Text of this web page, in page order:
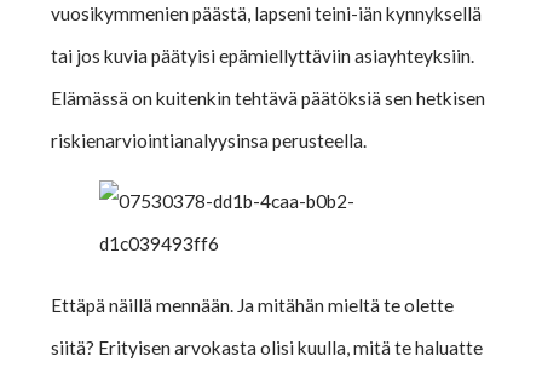
vuosikymmenien päästä, lapseni teini-iän kynnyksellä
tai jos kuvia päätyisi epämiellyttäviin asiayhteyksiin.
Elämässä on kuitenkin tehtävä päätöksiä sen hetkisen
riskienarviointianalyysinsa perusteella.
Ettäpä näillä mennään. Ja mitähän mieltä te olette
siitä? Erityisen arvokasta olisi kuulla, mitä te haluatte